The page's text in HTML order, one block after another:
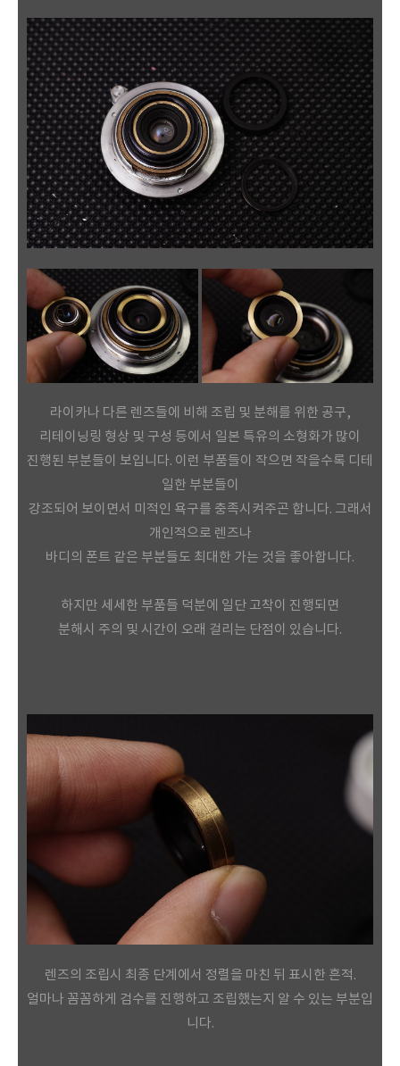
라이카나 다른 렌즈들에 비해 조립 및 분해를 위한 공구,
리테이닝링 형상 및 구성 등에서 일본 특유의 소형화가 많이
진행된 부분들이 보입니다. 이런 부품들이 작으면 작을수록 디테
일한 부분들이
강조되어 보이면서 미적인 욕구를 충족시켜주곤 합니다. 그래서
개인적으로 렌즈나
바디의 폰트 같은 부분들도 최대한 가는 것을 좋아합니다.
하지만 세세한 부품들 덕분에 일단 고착이 진행되면
분해시 주의 및 시간이 오래 걸리는 단점이 있습니다.
렌즈의 조립시 최종 단계에서 정렬을 마친 뒤 표시한 흔적.
얼마나 꼼꼼하게 검수를 진행하고 조립했는지 알 수 있는 부분입
니다.